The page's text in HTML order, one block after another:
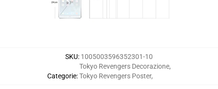
SKU: 1005003596352301-10
Categorie:
Tokyo Revengers Decorazione,
Tokyo Revengers Poster,